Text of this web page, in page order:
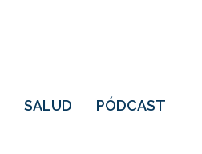
SALUD PÓDCAST